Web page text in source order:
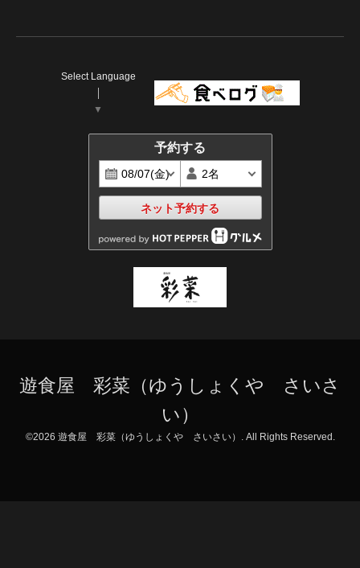
Select Language
▼
予約する
ネット予約する
遊食屋 彩菜（ゆうしょくや さいさ
い）
©2026 遊食屋 彩菜（ゆうしょくや さいさい） . All Rights Reserved.